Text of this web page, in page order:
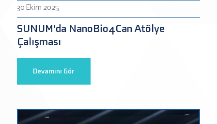
30 Ekim 2025
SUNUM'da NanoBio4Can Atölye
Çalışması
Devamını Gör